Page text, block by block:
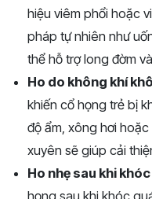
hiệu viêm phổi hoặc
pháp tự nhiên như
thể hỗ trợ long đờm
Ho do không khí
khiến cổ họng trẻ bị
độ ẩm, xông hơi
xuyên sẽ giúp cải
Ho nhẹ sau khi